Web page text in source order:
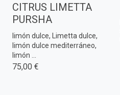
CITRUS LIMETTA
PURSHA
limón dulce, Limetta dulce,
limón dulce mediterráneo,
limón ...
75,00 €